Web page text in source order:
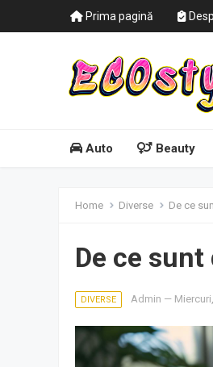
Prima pagină
Auto Beauty
Home Diverse De ce
De ce
DIVERSE Admin —